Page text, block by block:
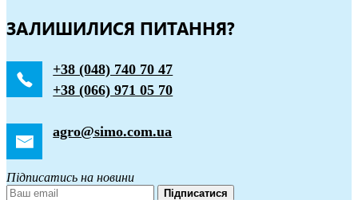
ЗАЛИШИЛИСЯ ПИТАННЯ?
+38 (048) 740 70 47
+38 (066) 971 05 70
agro@simo.com.ua
Підписатись на новини
Підписатися